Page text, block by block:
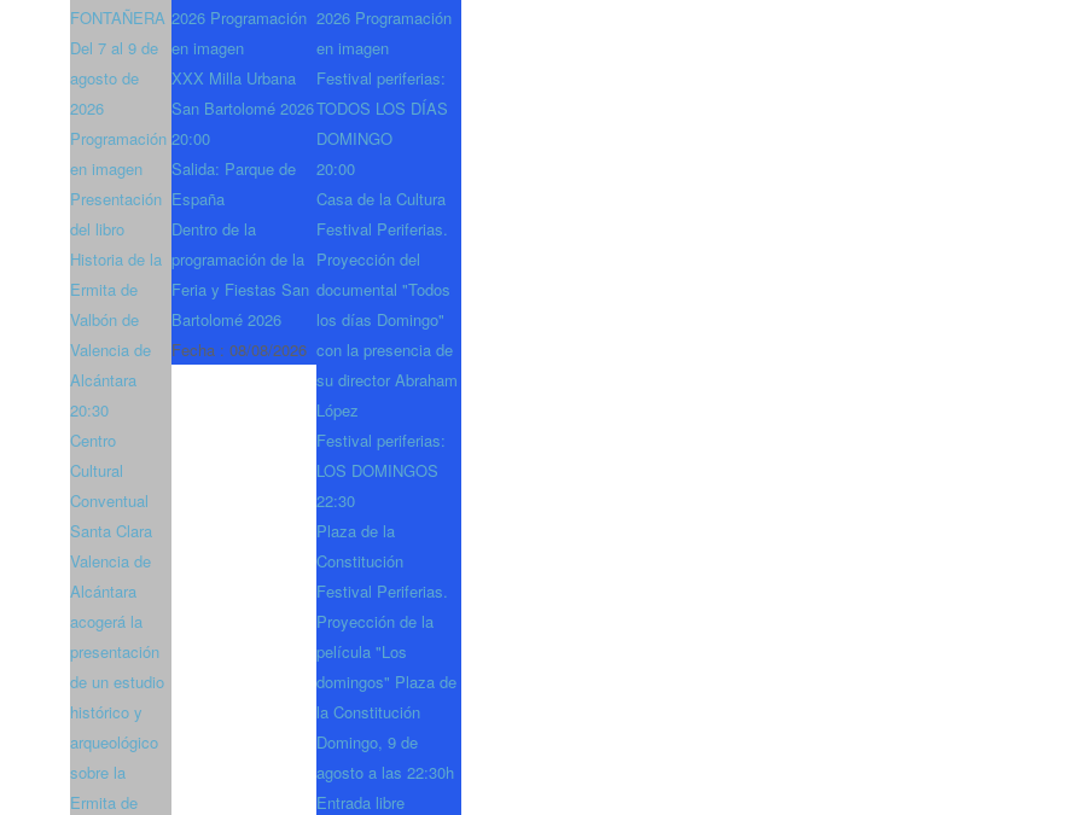
FONTAÑERA
Del 7 al 9 de
agosto de
2026
Programación
en imagen
Presentación
del libro
Historia de la
Ermita de
Valbón de
Valencia de
Alcántara
20:30
Centro
Cultural
Conventual
Santa Clara
Valencia de
Alcántara
acogerá la
presentación
de un estudio
histórico y
arqueológico
sobre la
Ermita de
2026 Programación
en imagen
XXX Milla Urbana
San Bartolomé 2026
20:00
Salida: Parque de
España
Dentro de la
programación de la
Feria y Fiestas San
Bartolomé 2026
Fecha : 08/08/2026
2026 Programación
en imagen
Festival periferias:
TODOS LOS DÍAS
DOMINGO
20:00
Casa de la Cultura
Festival Periferias.
Proyección del
documental "Todos
los días Domingo"
con la presencia de
su director Abraham
López
Festival periferias:
LOS DOMINGOS
22:30
Plaza de la
Constitución
Festival Periferias.
Proyección de la
película "Los
domingos" Plaza de
la Constitución
Domingo, 9 de
agosto a las 22:30h
Entrada libre